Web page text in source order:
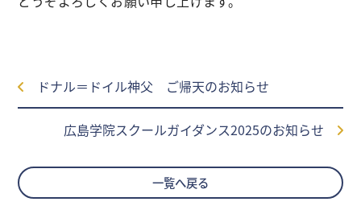
ドナル＝ドイル神父 ご帰天のお知らせ
広島学院スクールガイダンス2025のお知らせ
一覧へ戻る